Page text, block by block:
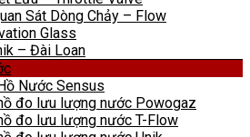
Sát Dòng Chảy – Flow
Glass
– Đài Loan
Nước Sensus
đo lưu lượng nước Powogaz
đo lưu lượng nước T-Flow